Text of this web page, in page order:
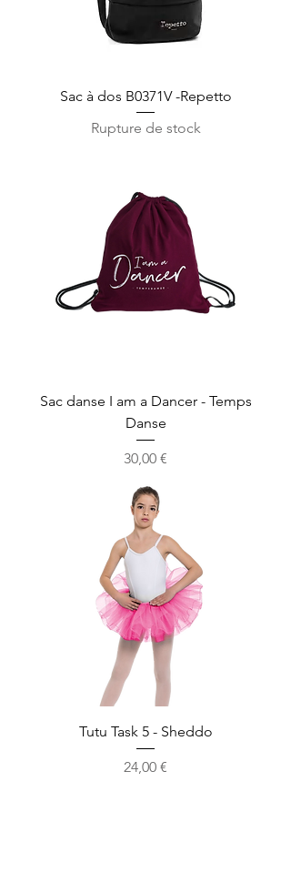
Sac à dos B0371V -Repetto
Rupture de stock
Sac danse I am a Dancer - Temps
Danse
Prix
30,00 €
Tutu Task 5 - Sheddo
Prix
24,00 €